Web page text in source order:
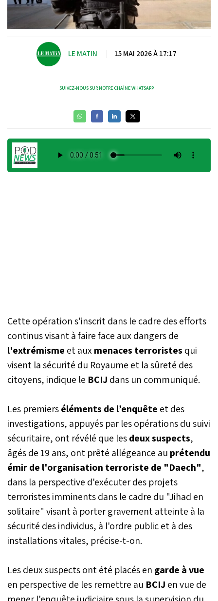
LE MATIN 15 MAI 2026 À 17:17
SUIVEZ-NOUS SUR NOTRE CHAÎNE WHATSAPP
Cette opération s'inscrit dans le cadre des efforts
continus visant à faire face aux dangers de
l'extrémisme et auxmenaces terroristes qui
visent la sécurité du Royaume et la sûreté des
citoyens, indique le BCIJ dans un communiqué.
Les premierséléments de l’enquête et des
investigations, appuyés par les opérations du suivi
sécuritaire, ont révélé que lesdeux suspects,
âgés de 19 ans, ont prêté allégeance au prétendu
émir de l'organisation terroriste de "Daech",
dans la perspective d'exécuter des projets
terroristes imminents dans le cadre du "Jihad en
solitaire" visant à porter gravement atteinte à la
sécurité des individus, à l'ordre public et à des
installations vitales, précise-t-on.
Les deux suspects ont été placés en garde à vue
en perspective de les remettre au BCIJ en vue de